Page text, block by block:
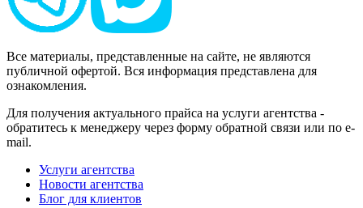
Все материалы, представленные на сайте, не являются
публичной офертой. Вся информация представлена для
ознакомления.
Для получения актуального прайса на услуги агентства -
обратитесь к менеджеру через форму обратной связи или по e-
mail.
Услуги агентства
Новости агентства
Блог для клиентов